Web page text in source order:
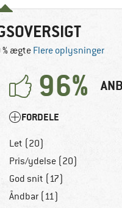
% ægte Flere oplysninger
96%
FORDELE
Let (20)
Pris/ydelse (20)
God snit (17)
Åndbar (11)